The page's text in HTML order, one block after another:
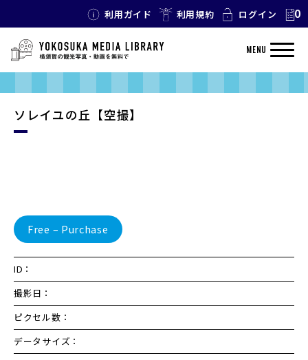
利用ガイド 利用規約 ログイン 0
MENU
ソレイユの丘【空撮】
Free – Purchase
ID：
撮影日：
ピクセル数：
データサイズ：